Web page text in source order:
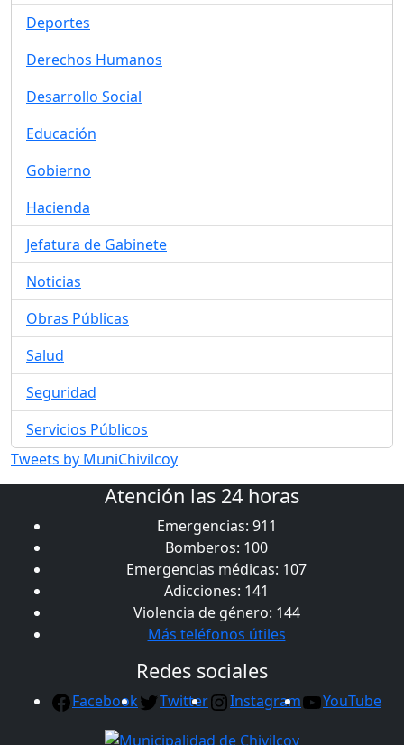
Deportes
Derechos Humanos
Desarrollo Social
Educación
Gobierno
Hacienda
Jefatura de Gabinete
Noticias
Obras Públicas
Salud
Seguridad
Servicios Públicos
Tweets by MuniChivilcoy
Atención las 24 horas
Emergencias: 911
Bomberos: 100
Emergencias médicas: 107
Adicciones: 141
Violencia de género: 144
Más teléfonos útiles
Redes sociales
Facebook Twitter Instagram YouTube